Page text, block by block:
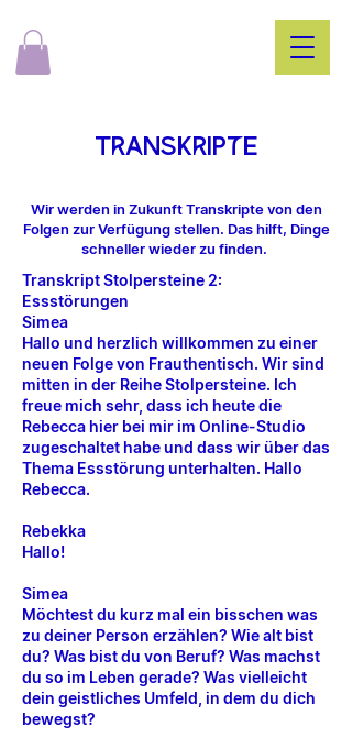
TraNSKrIPtE
Wir werden in Zukunft Transkripte von den
Folgen zur Verfügung stellen. Das hilft, Dinge
schneller wieder zu finden.
Transkript Stolpersteine 2:
Essstörungen
Simea
Hallo und herzlich willkommen zu einer
neuen Folge von Frauthentisch. Wir sind
mitten in der Reihe Stolpersteine. Ich
freue mich sehr, dass ich heute die
Rebecca hier bei mir im Online-Studio
zugeschaltet habe und dass wir über das
Thema Essstörung unterhalten. Hallo
Rebecca.
Rebekka
Hallo!
Simea
Möchtest du kurz mal ein bisschen was
zu deiner Person erzählen? Wie alt bist
du? Was bist du von Beruf? Was machst
du so im Leben gerade? Was vielleicht
dein geistliches Umfeld, in dem du dich
bewegst?